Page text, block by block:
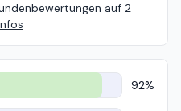
auf 2
92%